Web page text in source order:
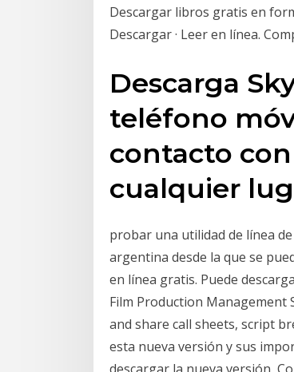
Descargar libros gratis en
Descargar · Leer en línea.
Descarga
teléfono
contacto
cualquier
probar una utilidad de línea
argentina desde la que se
en línea gratis. Puede
Film Production Management
and share call sheets, script
esta nueva versión y sus